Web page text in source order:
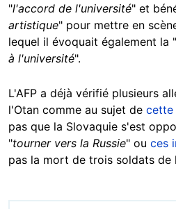
"l'accord de l'université" et
artistique" pour mettre en
lequel il évoquait également la "
à l'université".
L'AFP a déjà vérifié plusieurs
l'Otan comme au sujet de cette
pas que la Slovaquie s'est
"tourner vers la Russie" ou ces
pas la mort de trois soldats de